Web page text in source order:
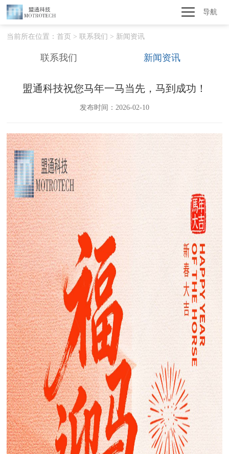
导航
当前所在位置：首页 >联系我们 > 新闻资讯
联系我们 新闻资讯
盟通科技祝您马年一马当先，马到成功！
发布时间：2026-02-10